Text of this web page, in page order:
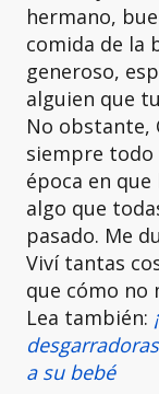
hermano,
comida de la
generoso,
alguien que
No obstante,
siempre todo
época en
algo que
pasado. Me
Viví tantas
que cómo no
Lea también:
a su bebé